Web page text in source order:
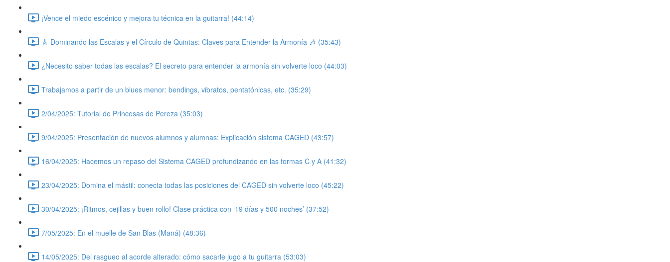
¡Vence el miedo escénico y mejora tu técnica en la guitarra! (44:14)
🎸 Dominando las Escalas y el Círculo de Quintas: Claves para Entender la Armonía 🎶 (35:43)
¿Necesito saber todas las escalas? El secreto para entender la armonía sin volverte loco (44:03)
Trabajamos a partir de un blues menor: bendings, vibratos, pentatónicas, etc. (35:29)
2/04/2025: Tutorial de Princesas de Pereza (35:03)
9/04/2025: Presentación de nuevos alumnos y alumnas; Explicación sistema CAGED (43:57)
16/04/2025: Hacemos un repaso del Sistema CAGED profundizando en las formas C y A (41:32)
23/04/2025: Domina el mástil: conecta todas las posiciones del CAGED sin volverte loco (45:22)
30/04/2025: ¡Ritmos, cejillas y buen rollo! Clase práctica con ‘19 días y 500 noches’ (37:52)
7/05/2025: En el muelle de San Blas (Maná) (48:36)
14/05/2025: Del rasgueo al acorde alterado: cómo sacarle jugo a tu guitarra (53:03)